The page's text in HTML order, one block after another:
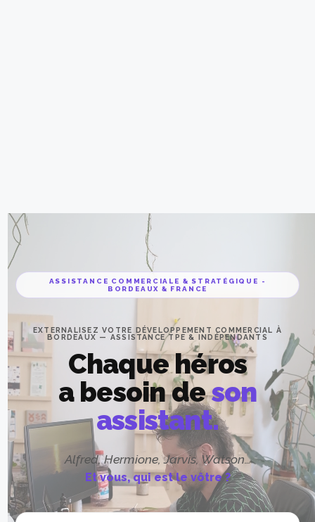
ASSISTANCE COMMERCIALE & STRATÉGIQUE -
BORDEAUX & FRANCE
EXTERNALISEZ VOTRE DÉVELOPPEMENT COMMERCIAL À
BORDEAUX — ASSISTANCE TPE & INDÉPENDANTS
Chaque héros
a besoin deson
assistant.
Alfred, Hermione, Jarvis, Watson…
Et vous, qui est le vôtre ?